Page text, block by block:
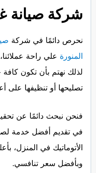
شركة صيانة
نحرص دائمًا في شركة
المنورة علي راحة
لذلك نهتم بأن تكون
تصليحها أو تنظيفها على
فنحن نبحث دائمًا عن
في تقديم أفضل خدمة
الأتوماتيك في المنزل،
وبأفضل سعر تنافسي.